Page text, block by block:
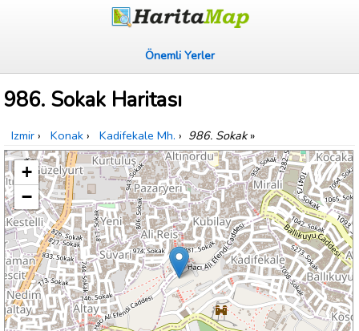
Önemli Yerler
986. Sokak Haritası
Izmir › Konak › Kadifekale Mh. › 986. Sokak»
+
−